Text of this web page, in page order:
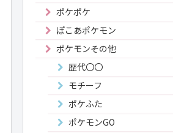
ポケポケ
ぽこあポケモン
ポケモンその他
歴代〇〇
モチーフ
ポケふた
ポケモンGO